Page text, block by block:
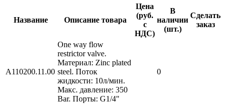
Название Описание товара
Цена
(руб.
с
НДС)
В
наличии
(шт.)
Сделать
заказ
A110200.11.00
One way flow
restrictor valve.
Материал: Zinc plated
steel. Поток
жидкости: 10л/мин.
Макс. давление: 350
Bar. Порты: G1/4"
0